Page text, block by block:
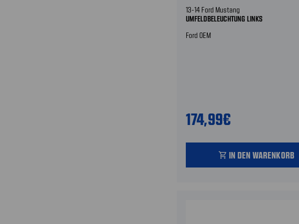
13-14 Ford Mustang
UMFELDBELEUCHTUNG LINKS
Ford OEM
174,99€
shopping_cart IN DEN WARENKORB